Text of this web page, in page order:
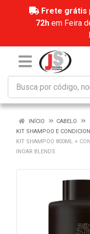
Frete grátis
72hem Feira
INÍCIO
CABELO
KIT SHAMPOO E
KIT SHAMPOO 800ML +
INOAR BLENDS